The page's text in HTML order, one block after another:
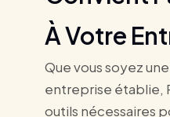
À Votre
Que vous soyez
entreprise établie,
outils nécessaires